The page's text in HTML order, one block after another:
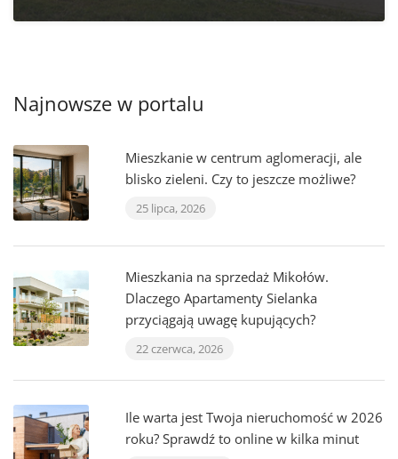
Najnowsze w portalu
Mieszkanie w centrum aglomeracji, ale
blisko zieleni. Czy to jeszcze możliwe?
25 lipca, 2026
Mieszkania na sprzedaż Mikołów.
Dlaczego Apartamenty Sielanka
przyciągają uwagę kupujących?
22 czerwca, 2026
Ile warta jest Twoja nieruchomość w 2026
roku? Sprawdź to online w kilka minut